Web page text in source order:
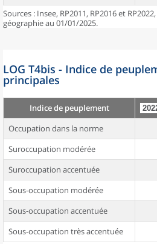
Sources : Insee, RP2011, RP2016 et
géographie au 01/01/2025.
LOG T4bis - Indice de
principales
Indice de peuplement
Occupation dans la norme
Suroccupation modérée
Suroccupation accentuée
Sous-occupation modérée
Sous-occupation accentuée
Sous-occupation très accentuée